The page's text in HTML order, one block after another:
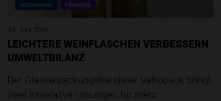
VERPACKUNG PRODUKTE
09. Juni 2026
LEICHTERE WEINFLASCHEN VERBESSERN
UMWELTBILANZ
Der Glasverpackungshersteller Vetropack bringt
zwei innovative Lösungen für mehr